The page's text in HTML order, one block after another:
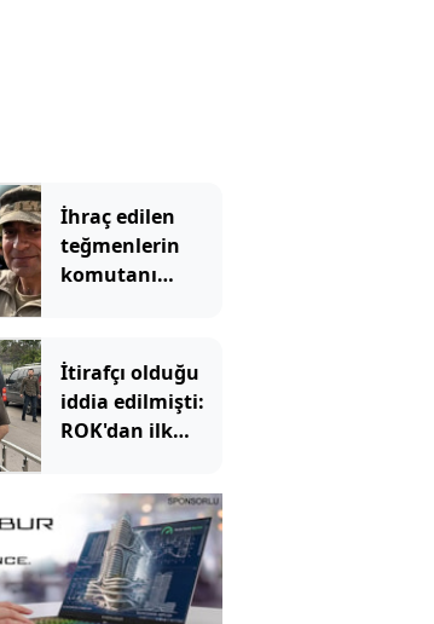
İhraç edilen
teğmenlerin
komutanı
İtirafçı olduğu
iddia edilmişti:
ROK'dan ilk